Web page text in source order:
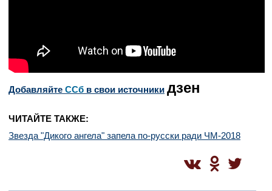
Добавляйте CСб в свои источники дзен
ЧИТАЙТЕ ТАКЖЕ:
Звезда "Дикого ангела" запела по-русски ради ЧМ-2018